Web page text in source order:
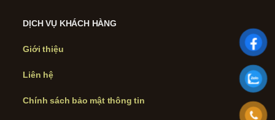
DỊCH VỤ KHÁCH HÀNG
Giới thiệu
Liên hệ
Chính sách bảo mật thông tin